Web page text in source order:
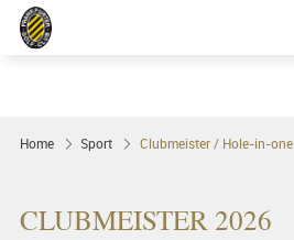
Home Sport Clubmeister / Hole-in-one
CLUBMEISTER 2026